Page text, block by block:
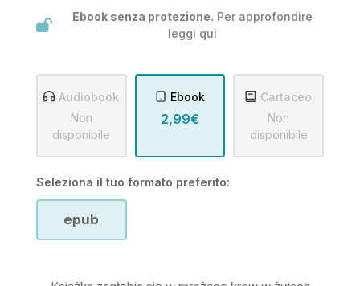
Ebook senza protezione. Per approfondire
leggi qui
Audiobook
Non
disponibile
Ebook
2,99€
Cartaceo
Non
disponibile
Seleziona il tuo formato preferito:
epub